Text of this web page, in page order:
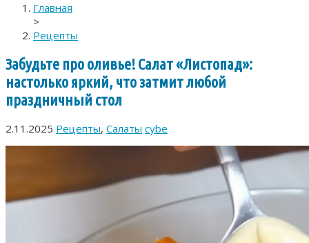
Главная
>
Рецепты
Забудьте про оливье! Салат «Листопад»:
настолько яркий, что затмит любой
праздничный стол
2.11.2025 Рецепты, Салаты cybe